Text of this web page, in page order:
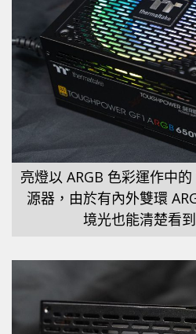
亮燈以 ARGB 色彩運作中
源器，由於有內外雙環
境光也能清楚看